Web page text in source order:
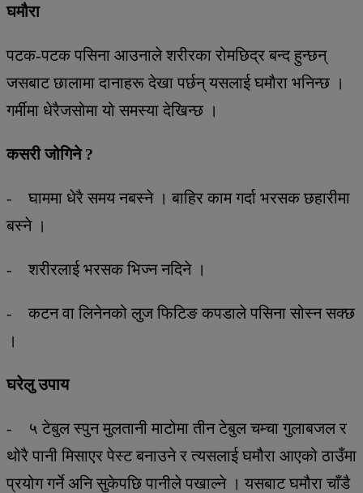
घमौरा
पटक-पटक पसिना आउनाले शरीरका रोमछिद्र बन्द हुन्छन्
जसबाट छालामा दानाहरू देखा पर्छन् यसलाई घमौरा भनिन्छ ।
गर्मीमा धेरैजसोमा यो समस्या देखिन्छ ।
कसरी जोगिने ?
- घाममा धेरै समय नबस्ने । बाहिर काम गर्दा भरसक छहारीमा
बस्ने ।
- शरीरलाई भरसक भिज्न नदिने ।
- कटन वा लिनेनको लुज फिटिङ कपडाले पसिना सोस्न सक्छ
।
घरेलु उपाय
- ५ टेबुल स्पुन मुलतानी माटोमा तीन टेबुल चम्चा गुलाबजल र
थोरै पानी मिसाएर पेस्ट बनाउने र त्यसलाई घमौरा आएको ठाउँमा
प्रयोग गर्ने अनि सुकेपछि पानीले पखाल्ने । यसबाट घमौरा चाँडै